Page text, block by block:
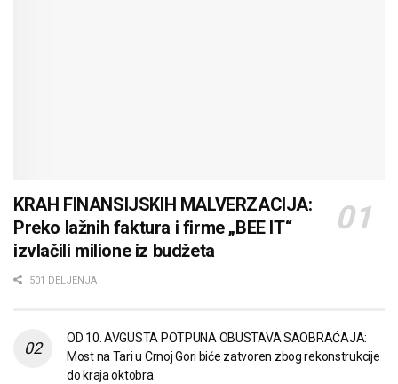
KRAH FINANSIJSKIH MALVERZACIJA:
Preko lažnih faktura i firme „BEE IT“
izvlačili milione iz budžeta
501 DELJENJA
OD 10. AVGUSTA POTPUNA OBUSTAVA SAOBRAĆAJA:
Most na Tari u Crnoj Gori biće zatvoren zbog rekonstrukcije
do kraja oktobra